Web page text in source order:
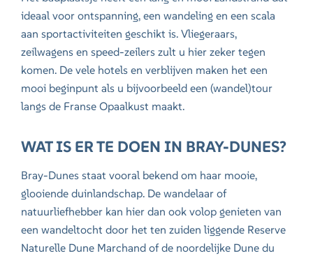
ideaal voor ontspanning, een wandeling en een scala
aan sportactiviteiten geschikt is. Vliegeraars,
zeilwagens en speed-zeilers zult u hier zeker tegen
komen. De vele hotels en verblijven maken het een
mooi beginpunt als u bijvoorbeeld een (wandel)tour
langs de Franse Opaalkust maakt.
WAT IS ER TE DOEN IN BRAY-DUNES?
Bray-Dunes staat vooral bekend om haar mooie,
glooiende duinlandschap. De wandelaar of
natuurliefhebber kan hier dan ook volop genieten van
een wandeltocht door het ten zuiden liggende Reserve
Naturelle Dune Marchand of de noordelijke Dune du